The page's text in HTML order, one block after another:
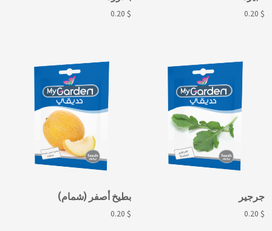
0.20 $
0.20 $
جرجير
0.20 $
بطيخ أصفر (شمام)
0.20 $